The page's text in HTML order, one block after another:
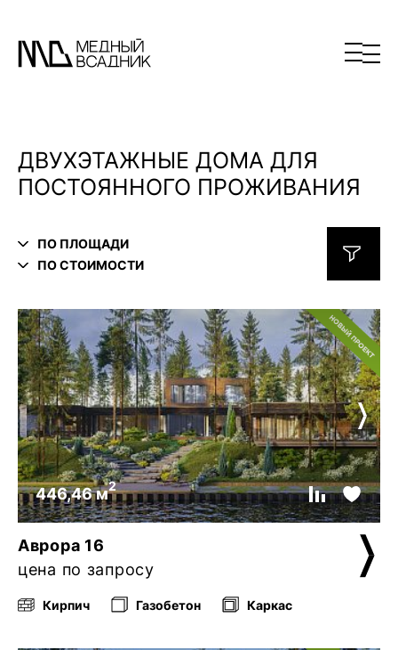
ДВУХЭТАЖНЫЕ ДОМА ДЛЯ
ПОСТОЯННОГО ПРОЖИВАНИЯ
ПО ПЛОЩАДИ
ПО СТОИМОСТИ
446,46 м2
Аврора 16
цена по запросу
Кирпич Газобетон Каркас